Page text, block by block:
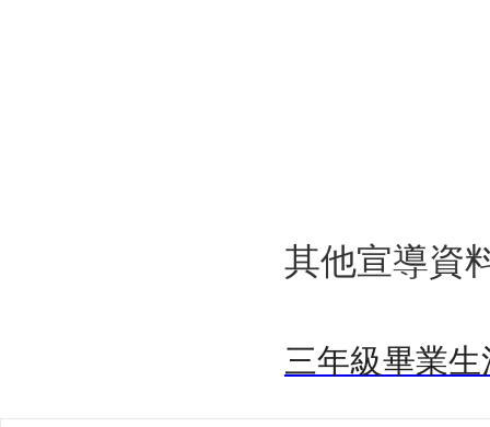
其他宣導資
三年級畢業